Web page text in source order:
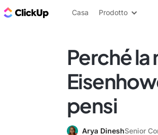
Blog di ClickUp
Casa Prodotto
Perché
pensi
Arya DineshSenior